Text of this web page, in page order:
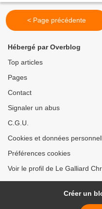
< Page précédente
Hébergé par Overblog
Top articles
Pages
Contact
Signaler un abus
C.G.U.
Cookies et données
Préférences cookies
Voir le profil de Le Galliard
Créer un